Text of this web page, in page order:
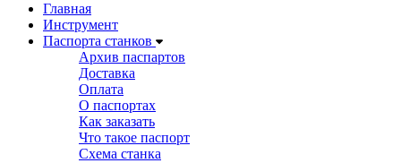
Главная
Инструмент
Паспорта станков
Архив паспартов
Доставка
Оплата
О паспортах
Как заказать
Что такое паспорт
Схема станка